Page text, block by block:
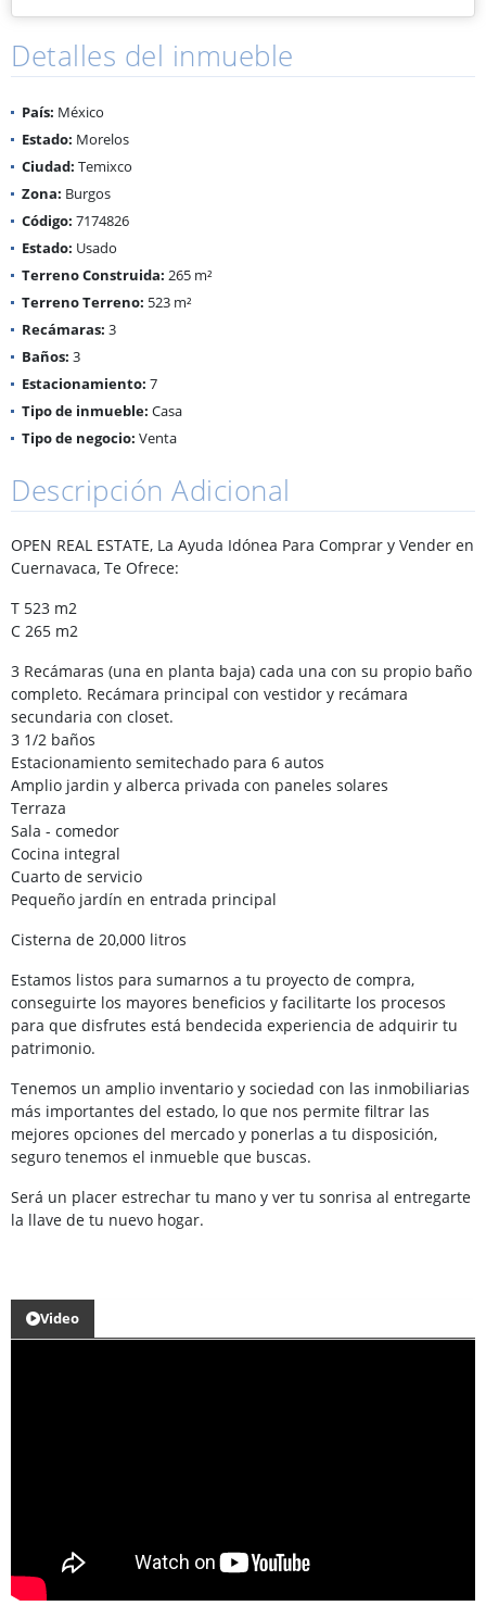
Detalles del inmueble
País: México
Estado: Morelos
Ciudad: Temixco
Zona: Burgos
Código: 7174826
Estado: Usado
Terreno Construida: 265 m²
Terreno Terreno: 523 m²
Recámaras: 3
Baños: 3
Estacionamiento: 7
Tipo de inmueble: Casa
Tipo de negocio: Venta
Descripción Adicional
OPEN REAL ESTATE, La Ayuda Idónea Para Comprar y Vender en
Cuernavaca, Te Ofrece:
T 523 m2
C 265 m2
3 Recámaras (una en planta baja) cada una con su propio baño
completo. Recámara principal con vestidor y recámara
secundaria con closet.
3 1/2 baños
Estacionamiento semitechado para 6 autos
Amplio jardin y alberca privada con paneles solares
Terraza
Sala - comedor
Cocina integral
Cuarto de servicio
Pequeño jardín en entrada principal
Cisterna de 20,000 litros
Estamos listos para sumarnos a tu proyecto de compra,
conseguirte los mayores beneficios y facilitarte los procesos
para que disfrutes está bendecida experiencia de adquirir tu
patrimonio.
Tenemos un amplio inventario y sociedad con las inmobiliarias
más importantes del estado, lo que nos permite filtrar las
mejores opciones del mercado y ponerlas a tu disposición,
seguro tenemos el inmueble que buscas.
Será un placer estrechar tu mano y ver tu sonrisa al entregarte
la llave de tu nuevo hogar.
Video